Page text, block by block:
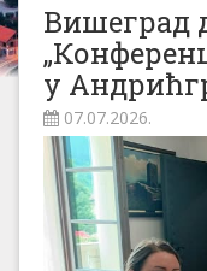
Вишеград
у
07.07.2026.